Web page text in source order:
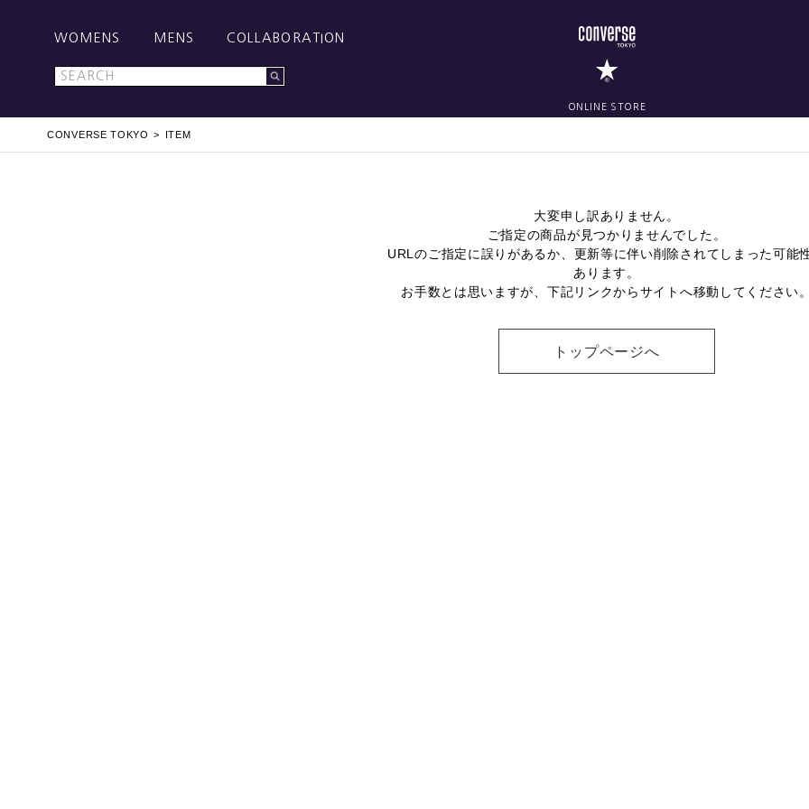
WOMENS MENS COLLABORATION
ONLINE STORE
CONVERSE TOKYO ITEM
大変申し訳ありません。
ご指定の商品が見つかりませんでした。
URLのご指定に誤りがあるか、更新等に伴い削除されてしまった可能
あります。
お手数とは思いますが、下記リンクからサイトへ移動してください。
トップページへ